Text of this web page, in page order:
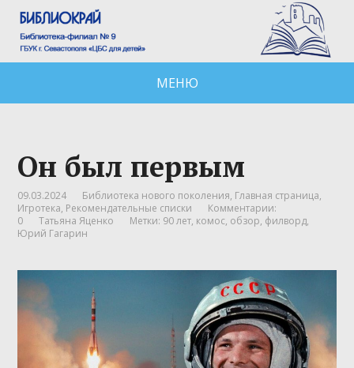
МЕНЮ
Он был первым
09.03.2024 Библиотека нового поколения, Главная страница,
Игротека, Рекомендательные списки
Комментарии:
0
Татьяна Яценко Метки: 90 лет, комос, обзор, филворд,
Юрий Гагарин